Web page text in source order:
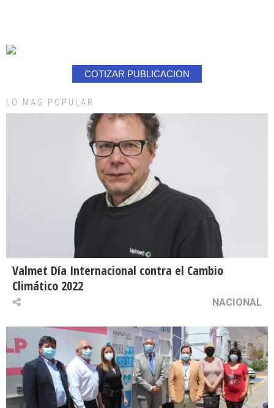
COTIZAR PUBLICACION
LO MAS POPULAR
Valmet Día Internacional contra el Cambio
Climático 2022
NACIONAL